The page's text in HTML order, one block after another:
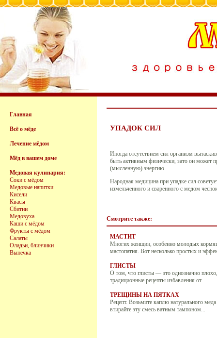
Главная
Всё о мёде
Лечение мёдом
Мёд в вашем доме
Медовая кулинария:
Соки с мёдом
Медовые напитки
Кисели
Квасы
Сбитни
Медовуха
Каши с мёдом
Фрукты с мёдом
Салаты
Оладьи, блинчики
Выпечка
УПАДОК СИЛ
Иногда отсутствием сил организм
быть активным физически, зато он может
(мысленную) энергию.
Народная медицина при упадке сил
измельченного и сваренного с медом
Смотрите также:
МАСТИТ
Многих женщин, особенно молодых
мастопатия. Вот несколько простых и
ГЛИСТЫ
О том, что глисты — это однозначно
традиционные рецепты избавления от...
ТРЕЩИНЫ НА ПЯТКАХ
Рецепт. Возьмите каплю натурального
втирайте эту смесь ватным тампоном...